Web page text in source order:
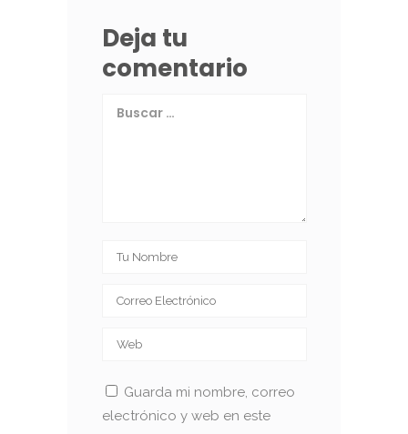
Deja tu
comentario
Guarda mi nombre, correo
electrónico y web en este